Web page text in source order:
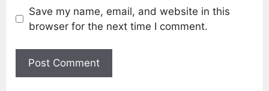
Save my name, email, and website in this
browser for the next time I comment.